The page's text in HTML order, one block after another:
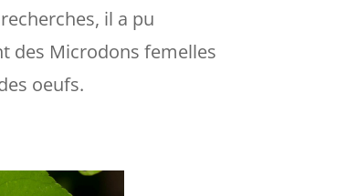
il a pu
des Microdons femelles
oeufs.